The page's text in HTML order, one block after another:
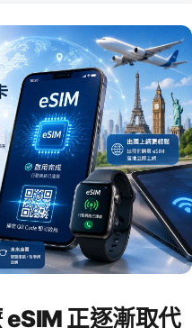
正逐漸取代